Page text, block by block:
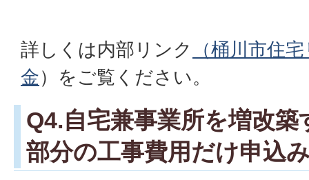
詳しくは内部リンク （桶川市住
金）をご覧ください。
Q4.自宅兼事業所を増改築
部分の工事費用だけ申込